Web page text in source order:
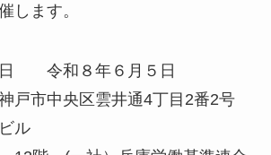
します。
令和８年６月５日
中央区雲井通4丁目2番2号
ル